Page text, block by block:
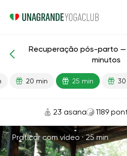
Gravidez
Recuperação pós-parto —
minutos
20 min 25 min 30
23 asana 1189
Praticar com vídeo ·25 min